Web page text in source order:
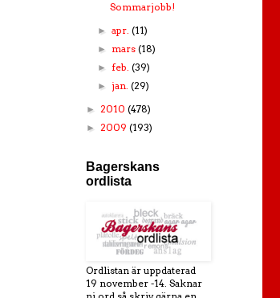
Sommarjobb!
►apr.(11)
► mars(18)
►feb.(39)
► jan.(29)
► 2010 (478)
► 2009 (193)
Bagerskans
ordlista
Ordlistan är uppdaterad
19 november -14. Saknar